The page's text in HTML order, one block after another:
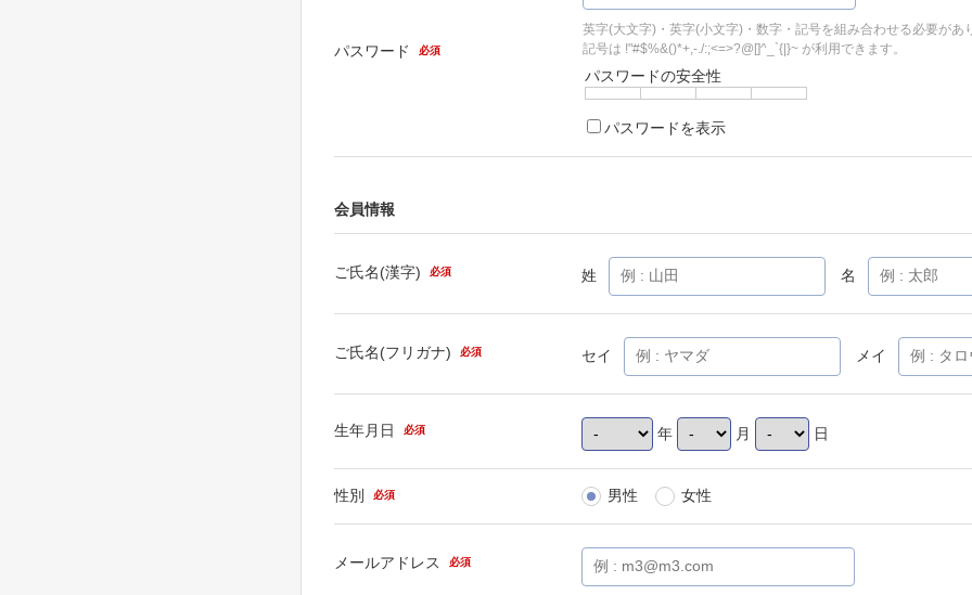
パスワード 必須
英字(大文字)・英字(小文字)・数字・記号を組み合わせる必要があ
記号は !"#$%&()*+,-./:;<=>?@[]^_`{|}~ が利用できます。
パスワードの安全性
パスワードを表示
会員情報
ご氏名(漢字) 必須 姓 名
ご氏名(フリガナ) 必須 セイ メイ
生年月日 必須 年 月 日
性別 必須 男性 女性
メールアドレス 必須